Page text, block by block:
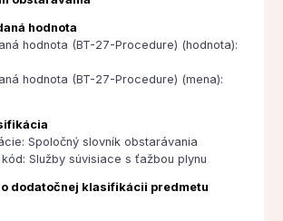
hodnota
hodnota (BT-27-Procedure) (hodnota):
hodnota (BT-27-Procedure) (mena):
Spoločný slovník obstarávania
kód: Služby súvisiace s ťažbou plynu
dodatočnej klasifikácii predmetu